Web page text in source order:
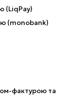
(LiqPay)
(monobank)
фактурою та